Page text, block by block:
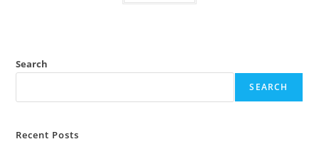
Search
SEARCH
Recent Posts